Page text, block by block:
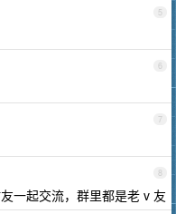
5
6
7
8
一起交流，群里都是老 v 友